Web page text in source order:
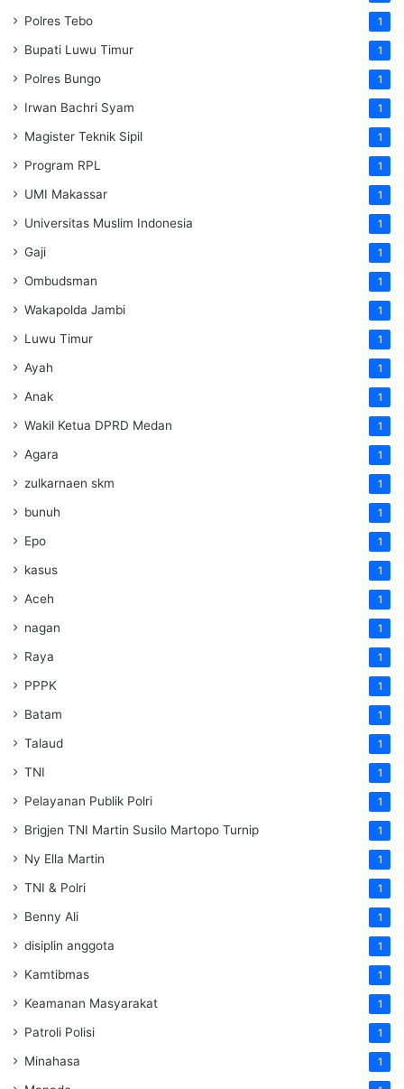
Polres Tebo 1
Bupati Luwu Timur 1
Polres Bungo 1
Irwan Bachri Syam 1
Magister Teknik Sipil 1
Program RPL 1
UMI Makassar 1
Universitas Muslim Indonesia 1
Gaji 1
Ombudsman 1
Wakapolda Jambi 1
Luwu Timur 1
Ayah 1
Anak 1
Wakil Ketua DPRD Medan 1
Agara 1
zulkarnaen skm 1
bunuh 1
Epo 1
kasus 1
Aceh 1
nagan 1
Raya 1
PPPK 1
Batam 1
Talaud 1
TNI 1
Pelayanan Publik Polri 1
Brigjen TNI Martin Susilo Martopo Turnip 1
Ny Ella Martin 1
TNI & Polri 1
Benny Ali 1
disiplin anggota 1
Kamtibmas 1
Keamanan Masyarakat 1
Patroli Polisi 1
Minahasa 1